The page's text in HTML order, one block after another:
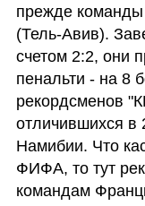
прежде
(Тель-Авив).
счетом 2:2, они
пенальти - на 8
рекордсменов
отличившихся в
Намибии. Что
ФИФА, то тут
командам